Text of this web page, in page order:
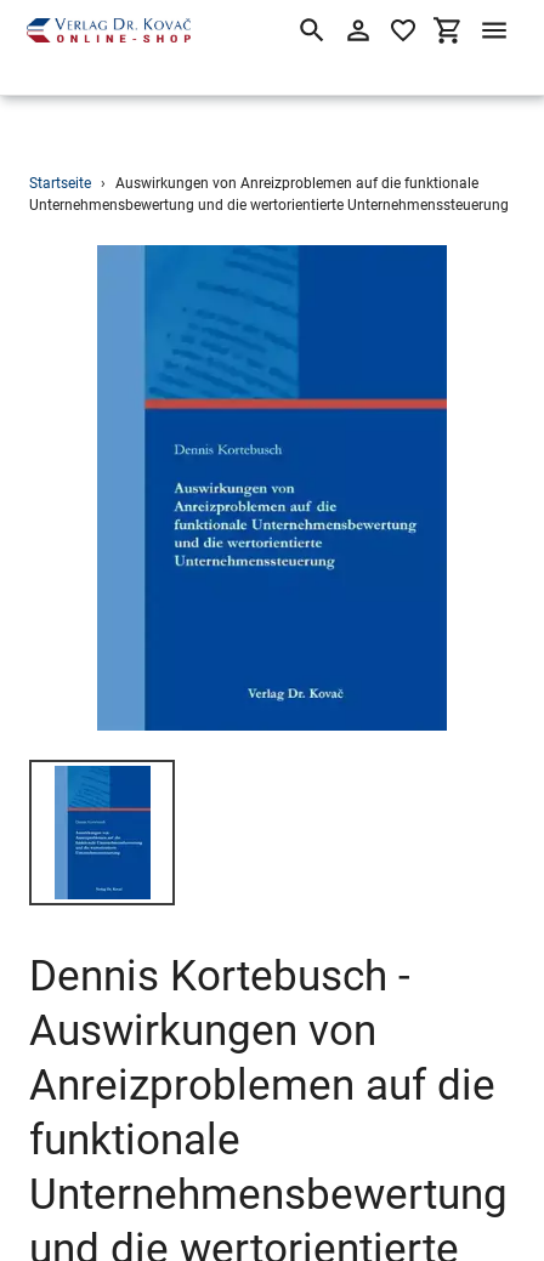
Direkt
zum
SuchenEinloggen
Startseite ›
Auswirkungen von Anreizproblemen auf die funktionale
Unternehmensbewertung und die wertorientierte Unternehmenssteuerung
Dennis Kortebusch -
Auswirkungen von
Anreizproblemen auf die
funktionale
Unternehmensbewertung
und die wertorientierte